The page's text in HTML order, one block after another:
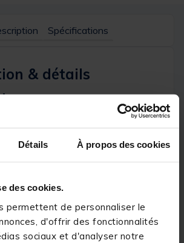
Détails À propos des cookies
des cookies.
permettent de personnaliser le
d'offrir des fonctionnalités
sociaux et d'analyser notre
Spécifications
& détails
GW4 est conçu avec un bulbe lesté qui
d’un tube en plastique creux
des touches. Disponible en
fines où la précision et la